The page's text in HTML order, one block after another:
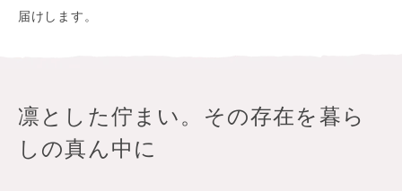
届けします。
凛とした佇まい。その存在を暮ら
しの真ん中に